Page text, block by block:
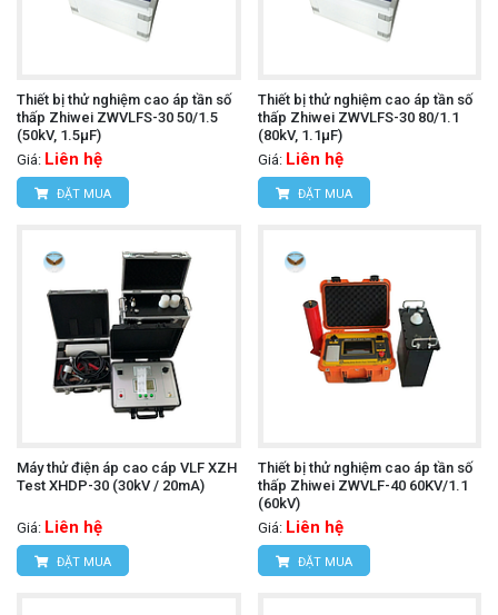
Thiết bị thử nghiệm cao áp tần số
thấp Zhiwei ZWVLFS-30 50/1.5
(50kV, 1.5μF)
Giá: Liên hệ
ĐẶT MUA
Thiết bị thử nghiệm cao áp tần số
thấp Zhiwei ZWVLFS-30 80/1.1
(80kV, 1.1μF)
Giá: Liên hệ
ĐẶT MUA
Máy thử điện áp cao cáp VLF XZH
Test XHDP-30 (30kV / 20mA)
Giá: Liên hệ
ĐẶT MUA
Thiết bị thử nghiệm cao áp tần số
thấp Zhiwei ZWVLF-40 60KV/1.1
(60kV)
Giá: Liên hệ
ĐẶT MUA